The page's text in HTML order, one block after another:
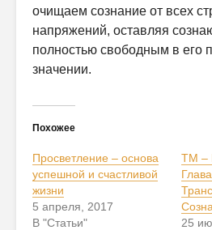
очищаем сознание от всех
напряжений, оставляя
полностью свободным в его
значении.
Похожее
Просветление – основа
успешной и счастливой
жизни
5 апреля, 2017
В "Статьи"
ТМ –
25